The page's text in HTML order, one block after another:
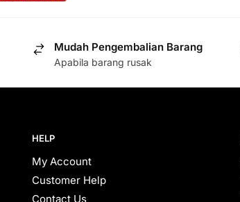
Mudah Pengembalian Barang
Apabila barang rusak
HELP
My Account
Customer Help
Contact Us